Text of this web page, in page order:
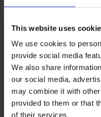
This website uses
We use cookies to
provide social media
We also share
our social media,
may combine it with
provided to them or that
of their services.
Ontdek
LIMITED